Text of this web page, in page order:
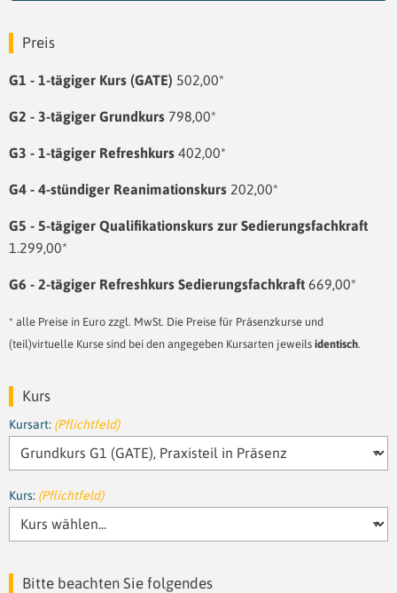
Preis
G1 - 1-tägiger Kurs (GATE) 502,00*
G2 - 3-tägiger Grundkurs 798,00*
G3 - 1-tägiger Refreshkurs 402,00*
G4 - 4-stündiger Reanimationskurs 202,00*
G5 - 5-tägiger Qualifikationskurs zur Sedierungsfachkraft
1.299,00*
G6 - 2-tägiger Refreshkurs Sedierungsfachkraft 669,00*
* alle Preise in Euro zzgl. MwSt. Die Preise für Präsenzkurse und
(teil)virtuelle Kurse sind bei den angegeben Kursarten jeweils identisch.
Kurs
Kursart: (Pflichtfeld)
Kurs: (Pflichtfeld)
Bitte beachten Sie folgendes